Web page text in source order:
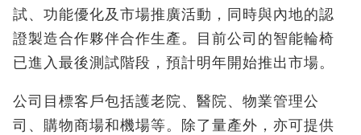
試、功能優化及市場推廣活動，同時與內地的認
證製造合作夥伴合作生產。目前公司的智能輪椅
已進入最後測試階段，預計明年開始推出市場。
公司目標客戶包括護老院、醫院、物業管理公
司、購物商場和機場等。除了量產外，亦可提供